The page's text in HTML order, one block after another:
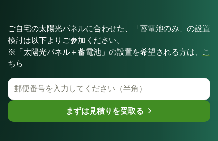
ご自宅の太陽光パネルに合わせた、「蓄電池のみ」の設置
検討は以下よりご参加ください。
※「太陽光パネル＋蓄電池」の設置を希望される方は、 こ
ちら
まずは見積りを受取る